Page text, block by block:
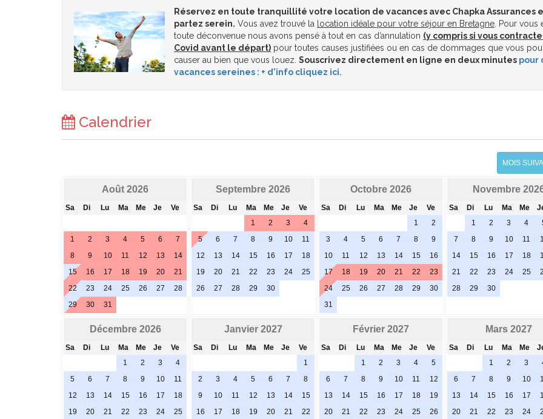
Réservez en toute tranquillité votre location de vacances avec Chapka Assurances
partez serein. Vous avez trouvé la location idéale pour votre séjour en Bretagne . Pour vous
toute déconvenue nous avons pensé à tout en cas d’annulation (y compris si vous
Covid avant le départ) pour toutes causes justifiées ou en cas de dommages que vous
causer au bien que vous louez. Souscrivez directement en ligne en deux minutes pour
vacances sereines : + d'info cliquez ici.
Calendrier
MOIS
Août 2026
Sa Di Lu Ma Me Je Ve
1 2 3 4 5 6
7
8
9 10 11 12 13
14
15
16 17 18 19 20
21
22
23 24 25 26 27
28
29
30 31
Septembre 2026
Sa Di Lu Ma Me Je
Ve
1
2 3
4
5
6 7 8 9 10
11
12
13 14 15 16 17
18
19
20 21 22 23 24
25
26
27 28 29 30
Octobre 2026
Sa Di Lu Ma Me Je
Ve
1
2
3
4 5 6 7 8
9
10
11 12 13 14 15
16
17
18 19 20 21 22
23
24
25 26 27 28 29
30
31
Novembre
Sa Di Lu Ma Me
1
2 3 4
7
8 9 10 11
14
15 16 17 18
21
22 23 24 25
28
29 30
Décembre 2026
Sa Di Lu Ma Me Je
Ve
1
2 3
4
5
6 7 8 9 10
11
12
13 14 15 16 17
18
19
20 21 22 23 24
25
Janvier 2027
Sa Di Lu Ma Me Je
Ve
1
2
3 4 5 6 7
8
9
10 11 12 13 14
15
16
17 18 19 20 21
22
Février 2027
Sa Di Lu Ma Me Je
Ve
1
2 3 4
5
6
7 8 9 10 11
12
13
14 15 16 17 18
19
20
21 22 23 24 25
26
Mars 2027
Sa Di Lu Ma Me
1
2 3
6
7 8 9 10
13
14 15 16 17
20
21 22 23 24